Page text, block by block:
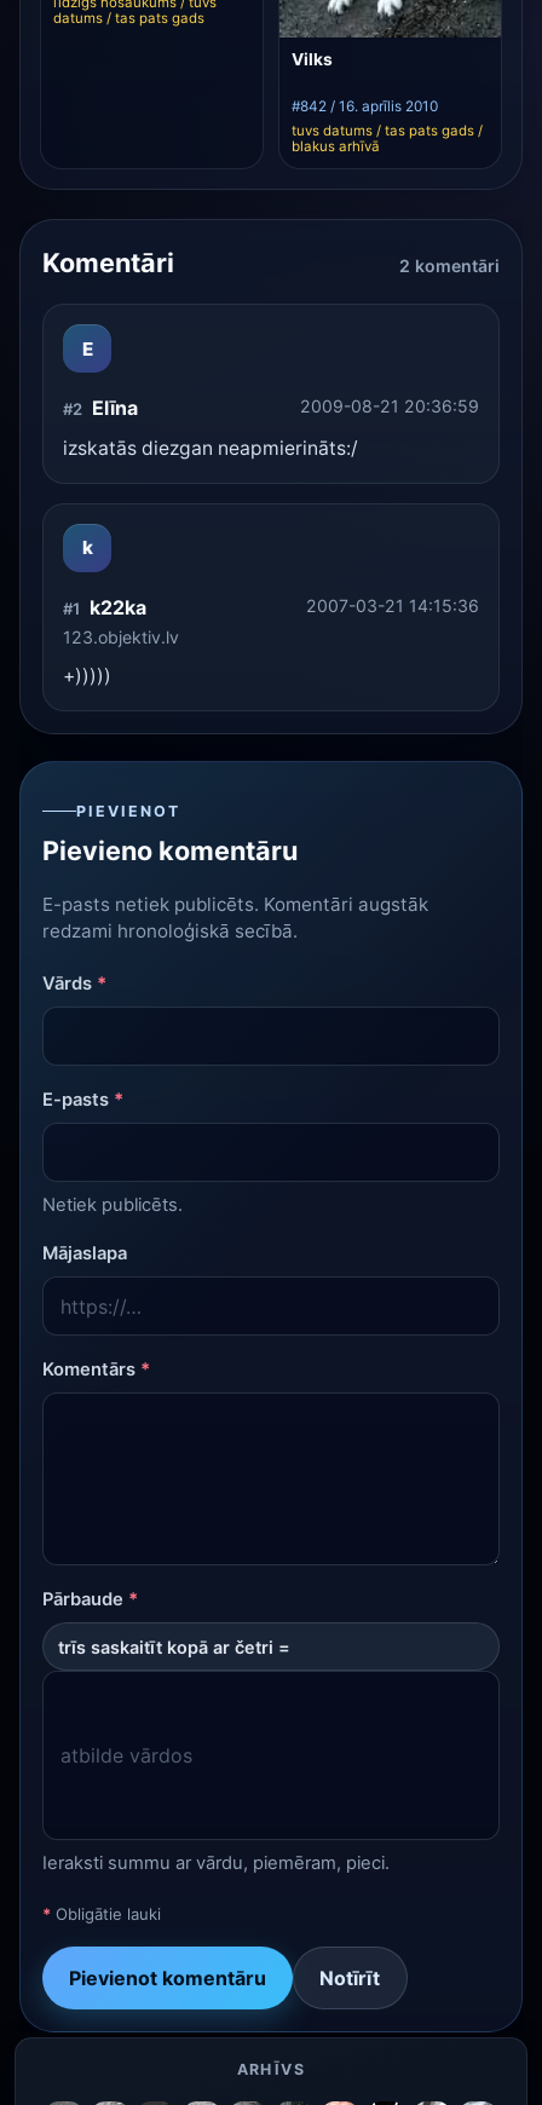
datums / tas pats gads
Vilks
#842 / 16. aprīlis 2010
tuvs datums / tas pats gads /
blakus arhīvā
Komentāri 2 komentāri
E
#2 Elīna 2009-08-21 20:36:59
izskatās diezgan neapmierināts:/
k
#1 k22ka
123.objektiv.lv
2007-03-21 14:15:36
+)))))
PIEVIENOT
Pievieno komentāru
E-pasts netiek publicēts. Komentāri augstāk
redzami hronoloģiskā secībā.
Vārds *
E-pasts *
Netiek publicēts.
Mājaslapa
Komentārs *
Pārbaude *
trīs saskaitīt kopā ar četri =
Ieraksti summu ar vārdu, piemēram, pieci.
* Obligātie lauki
Pievienot komentāru Notīrīt
ARHĪVS